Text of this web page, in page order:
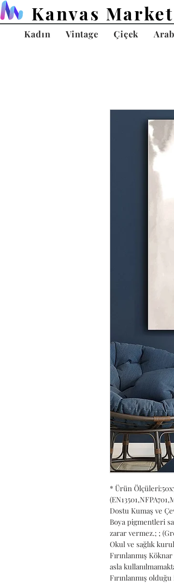
Kanvas
Kadın
Vintage Çiçek
* Ürün
Dostu Kumaş ve
Boya pigmentleri
zarar vermez.; ;
Okul ve sağlık
Fırınlanmış
asla
Fırınlanmış